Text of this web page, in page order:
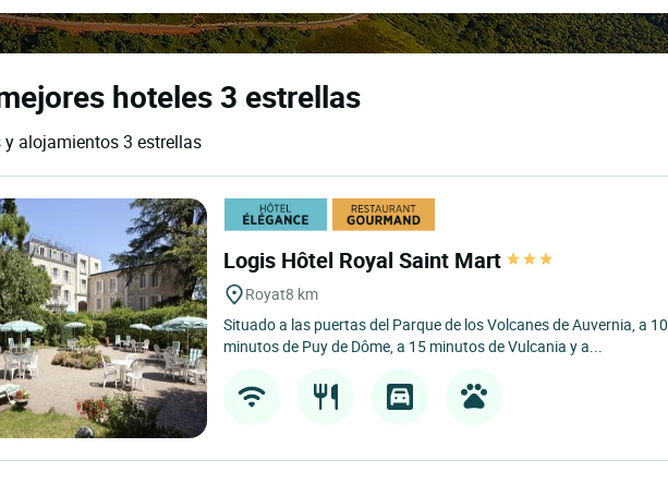
hoteles 3 estrellas
y alojamientos 3 estrellas
Logis Hôtel Royal Saint Mart
Royat8 km
Situado a las puertas del Parque de los Volcanes de Auvernia, a 10
minutos de Puy de Dôme, a 15 minutos de Vulcania y a...